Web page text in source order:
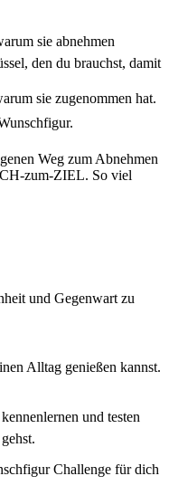
sie abnehmen
den du brauchst, damit
sie zugenommen hat.
Weg zum Abnehmen
zum-ZIEL. So viel
und Gegenwart zu
Alltag genießen kannst.
und testen
Challenge für dich